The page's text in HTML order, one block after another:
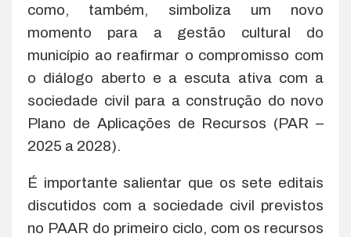
como, também, simboliza um novo
momento para a gestão cultural do
município ao reafirmar o compromisso com
o diálogo aberto e a escuta ativa com a
sociedade civil para a construção do novo
Plano de Aplicações de Recursos (PAR –
2025 a 2028).
É importante salientar que os sete editais
discutidos com a sociedade civil previstos
no PAAR do primeiro ciclo, com os recursos